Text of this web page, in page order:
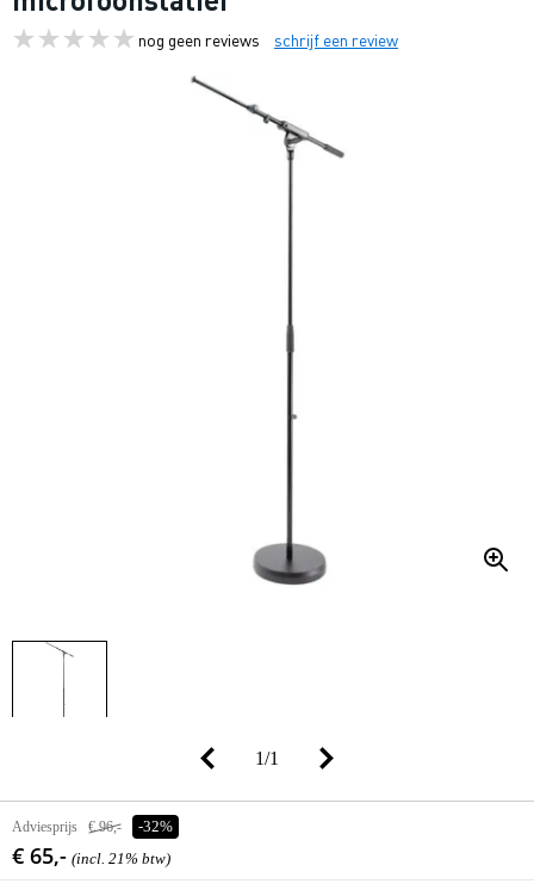
nog geen reviews schrijf een review
1/1
Adviesprijs € 96,- -32%
€ 65,- (incl. 21% btw)